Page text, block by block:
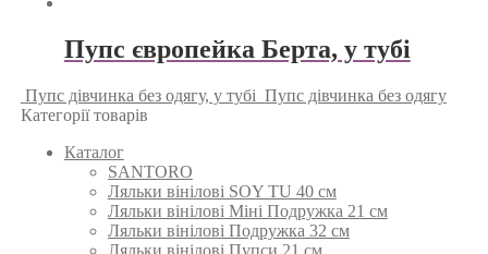
Пупс європейка Берта, у тубі
Пупс дівчинка без одягу, у тубі Пупс дівчинка без одягу
Категорії товарів
Каталог
SANTORO
Ляльки вінілові SOY TU 40 см
Ляльки вінілові Міні Подружка 21 см
Ляльки вінілові Подружка 32 см
Ляльки вінілові Пупси 21 см